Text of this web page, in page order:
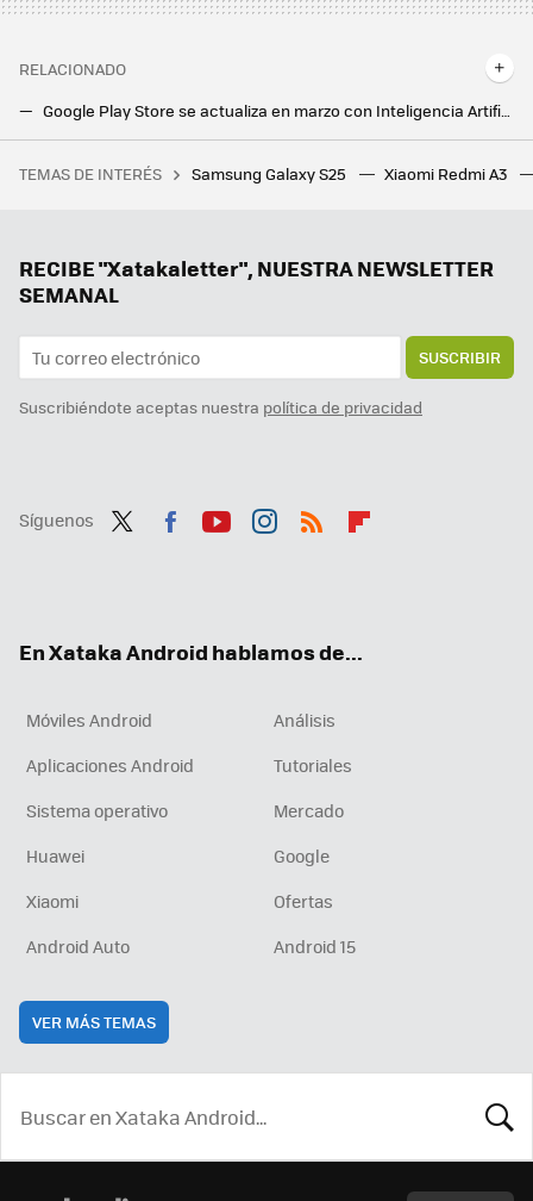
RELACIONADO
Me gusta probar las novedades de mis aplicaciones favoritas cuanto antes, así que esta app gratis es esencial para no perdérmelas
Imagina faltar un día al rodaje de Breaking Bad y que los guionistas terminen creando uno de los personajes más carismáticos de la serie en tu ausencia
TEMAS DE INTERÉS Samsung Galaxy S25 Xiaomi Redmi A3
RECIBE "Xatakaletter", NUESTRA NEWSLETTER
SEMANAL
SUSCRIBIR
Suscribiéndote aceptas nuestra política de privacidad
Síguenos
En Xataka Android hablamos de...
Móviles Android
Análisis
Aplicaciones Android
Tutoriales
Sistema operativo
Mercado
Huawei
Google
Xiaomi
Ofertas
Android Auto
Android 15
VER MÁS TEMAS